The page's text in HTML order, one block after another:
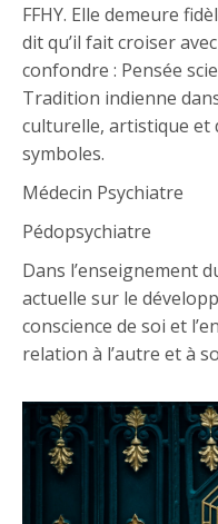
FFHY. Elle demeure
dit qu’il fait croiser
confondre : Pensée
Tradition indienne
culturelle, artistique et
symboles.
Médecin Psychiatre
Pédopsychiatre
Dans l’enseignement
actuelle sur le
conscience de soi et
relation à l’autre et à